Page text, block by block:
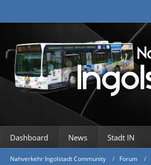
Dashboard News Stadt IN
Nahverkehr Ingolstadt Community Forum